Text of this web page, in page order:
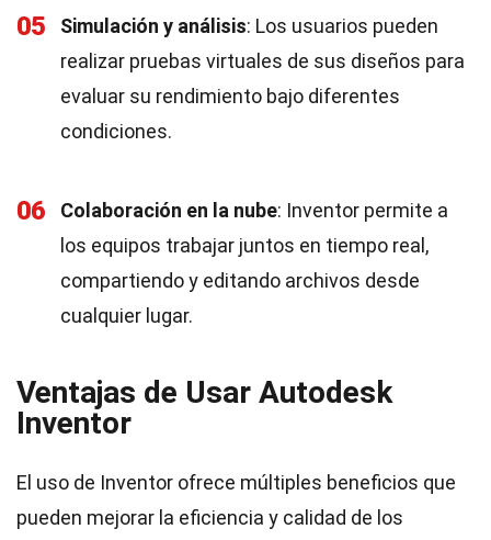
05 Simulación y análisis: Los usuarios pueden
realizar pruebas virtuales de sus diseños para
evaluar su rendimiento bajo diferentes
condiciones.
06 Colaboración en la nube: Inventor permite a
los equipos trabajar juntos en tiempo real,
compartiendo y editando archivos desde
cualquier lugar.
Ventajas de Usar Autodesk
Inventor
El uso de Inventor ofrece múltiples beneficios que
pueden mejorar la eficiencia y calidad de los